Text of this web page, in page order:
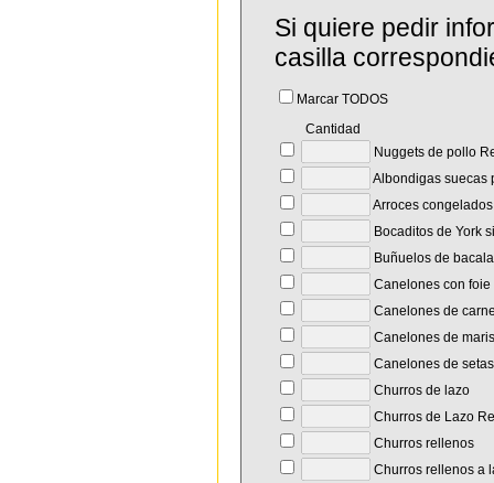
Si quiere pedir
casilla
Marcar TODOS
Cantidad
Nuggets de pollo
Albondigas suecas
Arroces
Bocaditos de York
Buñuelos de
Canelones con foie
Canelones de
Canelones de
Canelones de setas
Churros de lazo
Churros de Lazo
Churros rellenos
Churros rellenos a